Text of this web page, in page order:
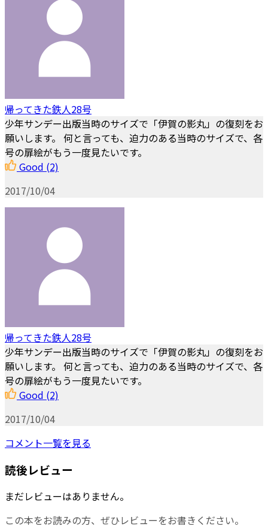
帰ってきた鉄人28号
少年サンデー出版当時のサイズで「伊賀の影丸」の復刻をお
願いします。 何と言っても、迫力のある当時のサイズで、各
号の扉絵がもう一度見たいです。
Good (2)
2017/10/04
帰ってきた鉄人28号
少年サンデー出版当時のサイズで「伊賀の影丸」の復刻をお
願いします。 何と言っても、迫力のある当時のサイズで、各
号の扉絵がもう一度見たいです。
Good (2)
2017/10/04
コメント一覧を見る
読後レビュー
まだレビューはありません。
この本をお読みの方、ぜひレビューをお書きください。